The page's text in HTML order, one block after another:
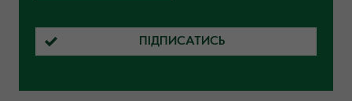
ПІДПИСАТИСЬ